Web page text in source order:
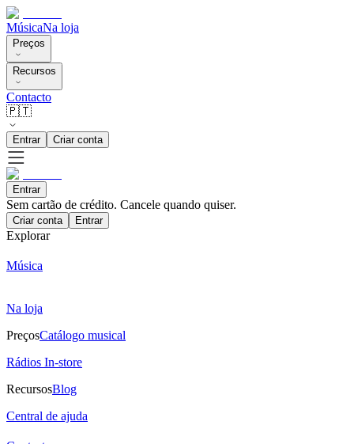
MúsicaNa loja
Preços
Recursos
Contacto
🇵🇹
Entrar Criar conta
Entrar
Sem cartão de crédito. Cancele quando quiser.
Criar conta Entrar
Explorar
Música
Na loja
PreçosCatálogo musical
Rádios In-store
RecursosBlog
Central de ajuda